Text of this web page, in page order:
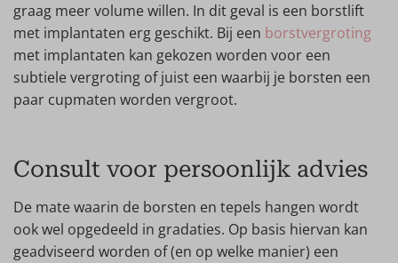
graag meer volume willen. In dit geval is een borstlift
met implantaten erg geschikt. Bij een borstvergroting
met implantaten kan gekozen worden voor een
subtiele vergroting of juist een waarbij je borsten een
paar cupmaten worden vergroot.
Consult voor persoonlijk advies
De mate waarin de borsten en tepels hangen wordt
ook wel opgedeeld in gradaties. Op basis hiervan kan
geadviseerd worden of (en op welke manier) een